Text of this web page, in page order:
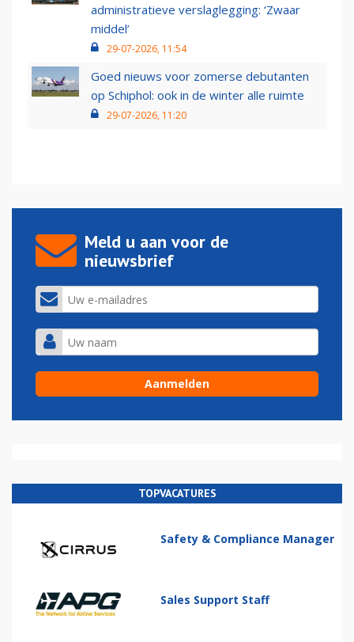
administratieve verslaglegging: ‘Zwaar
middel’
29-07-2026, 11:54
Goed nieuws voor zomerse debutanten
op Schiphol: ook in de winter alle ruimte
29-07-2026, 11:20
Meld u aan voor de
nieuwsbrief
TOPVACATURES
Safety & Compliance Manager
Sales Support Staff